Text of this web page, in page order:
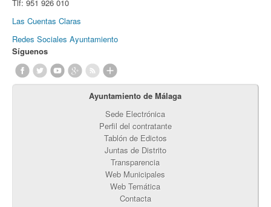
Tlf: 951 926 010
Las Cuentas Claras
Redes Sociales Ayuntamiento
Síguenos
Ayuntamiento de Málaga
Sede Electrónica
Perfil del contratante
Tablón de Edictos
Juntas de Distrito
Transparencia
Web Municipales
Web Temática
Contacta